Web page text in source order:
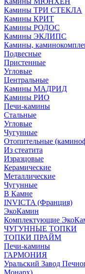
Камины ТРИ СТЕКЛА
Камины КРИТ
Камины РОДОС
Камины ЭКЛИПС
Камины,
Подвесные
Пристенные
Угловые
Центральные
Камины МАДРИД
Камины РИО
Печи-камины
Стальные
Угловые
Чугунные
Отопительные
Из стеатита
Изразцовые
Керамические
Металлические
Чугунные
В Камне
INVICTA (Франция)
ЭкоКамин
Комплектующие
ЧУГУННЫЕ ТОПКИ
ТОПКИ ПРАЙМ
Печи-камины
ГАРМОНИЯ
Уральский Завод
Монарх)